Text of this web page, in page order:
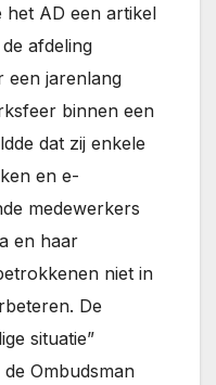
het AD een artikel
afdeling
een jarenlang
binnen een
dat zij enkele
en e-
medewerkers
en haar
niet in
De
situatie”
Ombudsman